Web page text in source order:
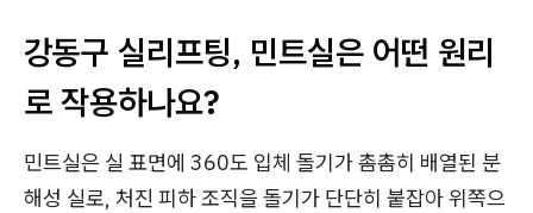
강동구 실리프팅, 민트실은 어떤 원리
로 작용하나요?
민트실은 실 표면에 360도 입체 돌기가 촘촘히 배열된 분
해성 실로, 처진 피하 조직을 돌기가 단단히 붙잡아 위쪽으